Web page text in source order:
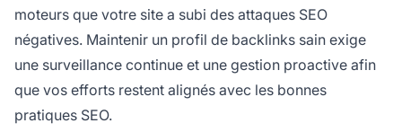
moteurs que votre site a subi des attaques SEO
négatives. Maintenir un profil de backlinks sain exige
une surveillance continue et une gestion proactive afin
que vos efforts restent alignés avec les bonnes
pratiques SEO.